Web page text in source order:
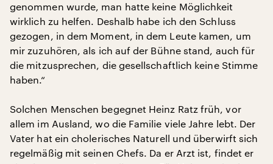
genommen wurde, man hatte keine Möglichkeit
wirklich zu helfen. Deshalb habe ich den Schluss
gezogen, in dem Moment, in dem Leute kamen, um
mir zuzuhören, als ich auf der Bühne stand, auch für
die mitzusprechen, die gesellschaftlich keine Stimme
haben.“
Solchen Menschen begegnet Heinz Ratz früh, vor
allem im Ausland, wo die Familie viele Jahre lebt. Der
Vater hat ein cholerisches Naturell und überwirft sich
regelmäßig mit seinen Chefs. Da er Arzt ist, findet er